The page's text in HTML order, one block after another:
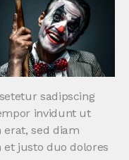
sadipscing
invidunt ut
erat, sed diam
et justo duo dolores